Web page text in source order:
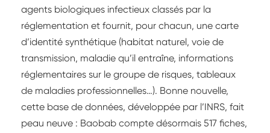
agents biologiques infectieux classés par la
réglementation et fournit, pour chacun, une carte
d’identité synthétique (habitat naturel, voie de
transmission, maladie qu’il entraîne, informations
réglementaires sur le groupe de risques, tableaux
de maladies professionnelles…). Bonne nouvelle,
cette base de données, développée par l’INRS, fait
peau neuve : Baobab compte désormais 517 fiches,